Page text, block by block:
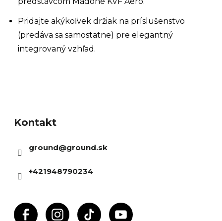
Pridajte akýkoľvek držiak na príslušenstvo
(predáva sa samostatne) pre elegantný
integrovaný vzhľad.
Kontakt
ground@ground.sk
+421948790234